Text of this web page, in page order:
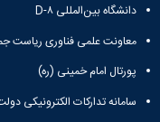
دانشگاه بین‌المللی D-۸
معاونت علمی فناوری ریاست
پورتال امام خمینی (ره)
سامانه تدارکات الکترونیکی